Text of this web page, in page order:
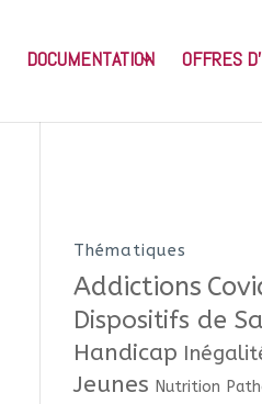
DOCUMENTATION OFFRES
Thématiques
Addictions
Dispositifs de
Handicap
Jeunes Nutrition